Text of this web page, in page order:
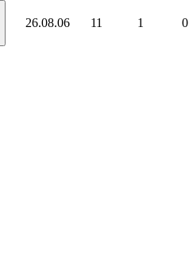
26.08.06 11 1 0